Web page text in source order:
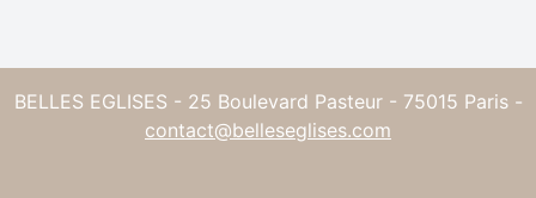
BELLES EGLISES - 25 Boulevard Pasteur - 75015 Paris -
contact@belleseglises.com